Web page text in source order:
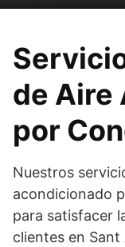
de Aire
por
Nuestros
acondicionado
para satisfacer
clientes en Sant